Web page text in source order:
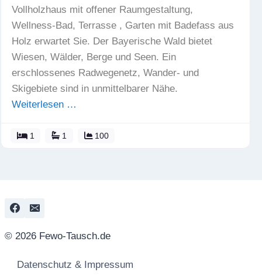
Vollholzhaus mit offener Raumgestaltung,
Wellness-Bad, Terrasse , Garten mit Badefass aus
Holz erwartet Sie. Der Bayerische Wald bietet
Wiesen, Wälder, Berge und Seen. Ein
erschlossenes Radwegenetz, Wander- und
Skigebiete sind in unmittelbarer Nähe.
Weiterlesen …
1 1 100
© 2026 Fewo-Tausch.de
Datenschutz & Impressum